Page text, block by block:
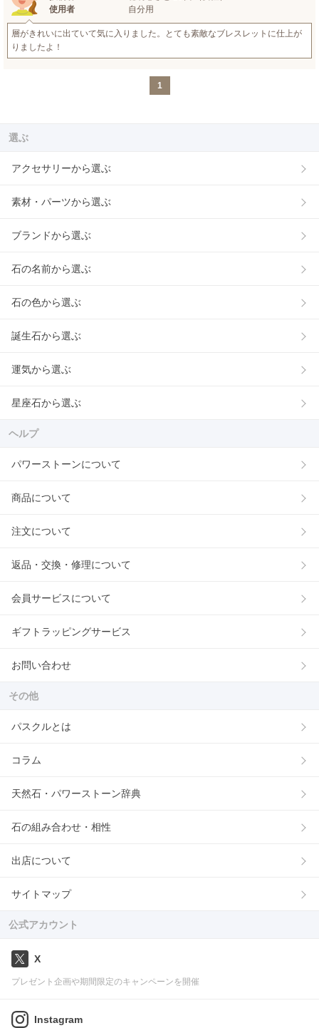
使用者
自分用
層がきれいに出ていて気に入りました。とても素敵なブレスレットに仕上が
りましたよ！
1
選ぶ
アクセサリーから選ぶ
素材・パーツから選ぶ
ブランドから選ぶ
石の名前から選ぶ
石の色から選ぶ
誕生石から選ぶ
運気から選ぶ
星座石から選ぶ
ヘルプ
パワーストーンについて
商品について
注文について
返品・交換・修理について
会員サービスについて
ギフトラッピングサービス
お問い合わせ
その他
パスクルとは
コラム
天然石・パワーストーン辞典
石の組み合わせ・相性
出店について
サイトマップ
公式アカウント
X
プレゼント企画や期間限定のキャンペーンを開催
Instagram